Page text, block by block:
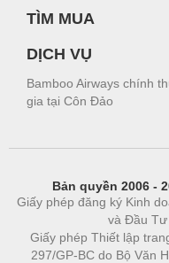
TÌM MUA
DỊCH VỤ
Bamboo Airways chính
gia tại Côn Đảo
Bản quyền 2006 -
Giấy phép đăng ký Kinh
và Đầu Tư
Giấy phép Thiết lập
297/GP-BC do Bộ Văn